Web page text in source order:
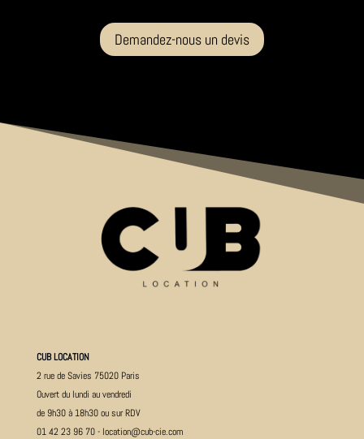
Demandez-nous un devis
CUB LOCATION
2 rue de Savies 75020 Paris
Ouvert du lundi au vendredi
de 9h30 à 18h30 ou sur RDV
01 42 23 96 70- location@cub-cie.com